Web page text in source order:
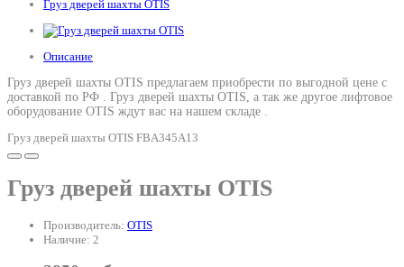
Груз дверей шахты OTIS
Описание
Груз дверей шахты OTIS предлагаем приобрести по выгодной цене с
доставкой по РФ . Груз дверей шахты OTIS, а так же другое лифтовое
оборудование OTIS ждут вас на нашем складе .
Груз дверей шахты OTIS FBA345A13
Груз дверей шахты OTIS
Производитель: OTIS
Наличие: 2